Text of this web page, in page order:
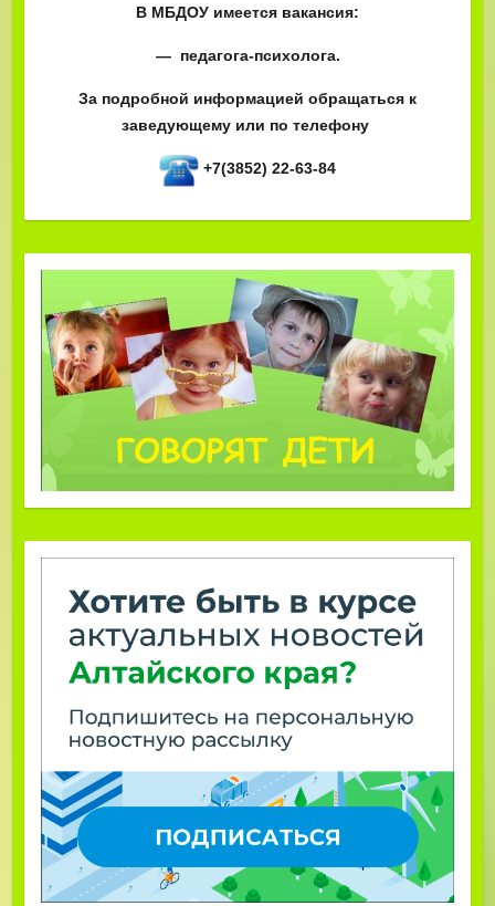
В МБДОУ имеется вакансия:
— педагога-психолога.
За подробной информацией обращаться к
заведующему или по телефону
+7(3852) 22-63-84